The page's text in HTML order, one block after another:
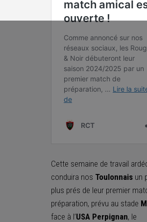
Cette semaine de travail
conduira nos Toulonnais un
plus prés de leur premier
préparation, prévu au stade
face à l’USA Perpignan, le